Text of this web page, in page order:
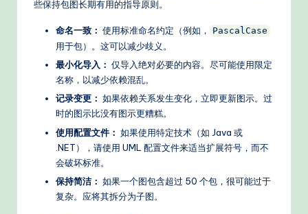
些保持包图长期有用的指导原则。
命名一致： 使用标准命名约定（例如， PascalCase
用于包）。这可以减少歧义。
最小化导入： 仅导入绝对必要的内容。尽可能使用限定
名称，以减少依赖混乱。
记录变更： 如果依赖关系发生变化，立即更新图示。过
时的图示比没有图示更糟糕。
使用配置文件： 如果使用特定技术（如 Java 或
.NET），请使用 UML 配置文件来适当扩展符号，而不
会破坏标准。
保持简洁： 如果一个图包含超过 50 个包，很可能过于
复杂。应将其拆分为子图。